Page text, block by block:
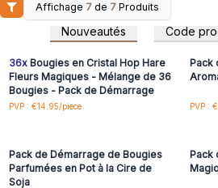
Affichage 7 de 7 Produits
Nouveautés Code
Connectez-vous ou
inscrivez-vous pour
accéder aux prix de gros
36xBougies en Cristal Hop Hare
Fleurs Magiques - Mélange de 36
Bougies - Pack de Démarrage
PVP : €14.95/piece
Pack
PVP :
Connectez-vous ou
Pack de Démarrage de Bougies
Parfumées en Pot à la Cire de
Soja
Pack